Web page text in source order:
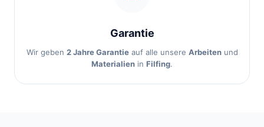
Garantie
Wir geben 2 Jahre Garantieauf alle unsere Arbeitenund
Materialien in Filfing.